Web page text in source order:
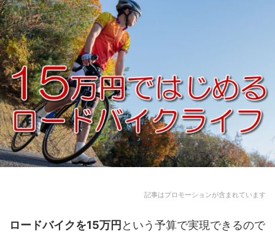
記事はプロモーションが含まれています
ロードバイクを15万円 という予算で実現できるので